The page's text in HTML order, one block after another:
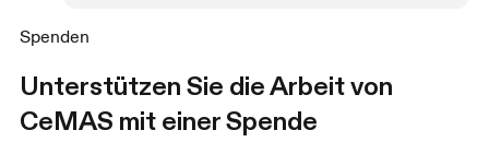
Spenden
Unterstützen Sie die Arbeit von
CeMAS mit einer Spende